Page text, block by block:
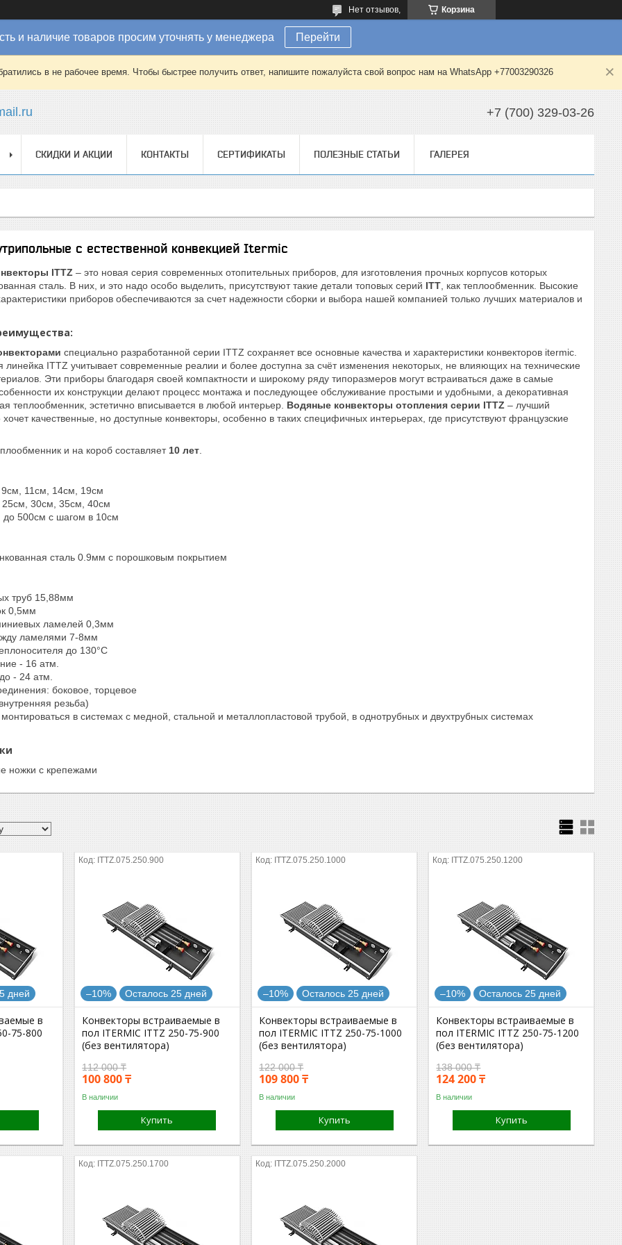
Корзина
Нет отзывов,
и наличие товаров просим уточнять у менеджера Перейти
в не рабочее время. Чтобы быстрее получить ответ, напишите пожалуйста свой вопрос нам на WhatsApp +77003290326
+7 (700) 329-03-26
СКИДКИ И АКЦИИ КОНТАКТЫ СЕРТИФИКАТЫ ПОЛЕЗНЫЕ СТАТЬИ ГАЛЕРЕЯ
с естественной конвекцией Itermic
ITTZ – это новая серия современных отопительных приборов, для изготовления прочных корпусов которых
сталь. В них, и это надо особо выделить, присутствуют такие детали топовых серий ITT , как теплообменник. Высокие
приборов обеспечиваются за счет надежности сборки и выбора нашей компанией только лучших материалов и
специально разработанной серии ITTZ сохраняет все основные качества и характеристики конвекторов itermic.
ITTZ учитывает современные реалии и более доступна за счёт изменения некоторых, не влияющих на технические
Эти приборы благодаря своей компактности и широкому ряду типоразмеров могут встраиваться даже в самые
их конструкции делают процесс монтажа и последующее обслуживание простыми и удобными, а декоративная
теплообменник, эстетично вписывается в любой интерьер. Водяные конвекторы отопления серии ITTZ – лучший
хочет качественные, но доступные конвекторы, особенно в таких специфичных интерьерах, где присутствуют французские
и на короб составляет 10 лет
11см, 14см, 19см
30см, 35см, 40см
до 500см с шагом в 10см
сталь 0.9мм с порошковым покрытием
труб 15,88мм
0,5мм
ламелей 0,3мм
ламелями 7-8мм
до 130°C
- 16 атм.
- 24 атм.
боковое, торцевое
резьба)
в системах с медной, стальной и металлопластовой трубой, в однотрубных и двухтрубных системах
ножки с крепежами
дней
в
75-800
ITTZ.075.250.900
–10% Осталось 25 дней
Конвекторы встраиваемые в
пол ITERMIC ITTZ 250-75-900
(без вентилятора)
112 000 ₸
100 800 ₸
В наличии
Купить
ITTZ.075.250.1000
–10% Осталось 25 дней
Конвекторы встраиваемые в
пол ITERMIC ITTZ 250-75-1000
(без вентилятора)
122 000 ₸
109 800 ₸
В наличии
Купить
ITTZ.075.250.1200
–10% Осталось 25 дней
Конвекторы встраиваемые в
пол ITERMIC ITTZ 250-75-1200
(без вентилятора)
138 000 ₸
124 200 ₸
В наличии
Купить
ITTZ.075.250.1700 ITTZ.075.250.2000